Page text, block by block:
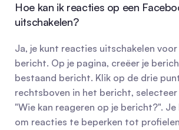
Hoe kan ik reacties op een
uitschakelen?
Ja, je kunt reacties uitschakelen
bericht. Op je pagina, creëer je
bestaand bericht. Klik op de drie
rechtsboven in het bericht, selecteer
"Wie kan reageren op je bericht?". Je
om reacties te beperken tot